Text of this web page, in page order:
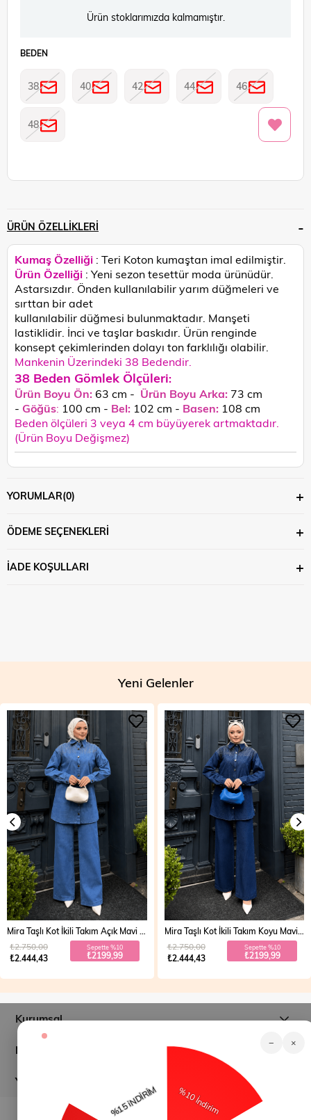
Ürün stoklarımızda kalmamıştır.
BEDEN
38 40 42 44 46
48
ÜRÜN ÖZELLIKLERI
Kumaş Özelliği : Teri Koton kumaştan imal edilmiştir.
Ürün Özelliği : Yeni sezon tesettür moda ürünüdür.
Astarsızdır. Önden kullanılabilir yarım düğmeleri ve
sırttan bir adet
kullanılabilir düğmesi bulunmaktadır. Manşeti
lastiklidir. İnci ve taşlar baskıdır. Ürün renginde
konsept çekimlerinden dolayı ton farklılığı olabilir.
Mankenin Üzerindeki 38 Bedendir.
38 Beden Gömlek Ölçüleri:
Ürün Boyu Ön:63 cm - Ürün Boyu Arka: 73 cm
- Göğüs: 100 cm - Bel: 102 cm - Basen: 108 cm
Beden ölçüleri 3 veya 4 cm büyüyerek artmaktadır.
(Ürün Boyu Değişmez)
YORUMLAR(0)
ÖDEME SEÇENEKLERI
İADE KOŞULLARI
Yeni Gelenler
₺2.444,43
₺2.750,00 Sepette %10
₺2199,99
Mira Taşlı Kot İkili Takım Koyu Mavi 19286
₺2.444,43
₺2.750,00 Sepette %10
₺2199,99
Kurumsal
Müşteri İlişkileri
Yardım
− ×